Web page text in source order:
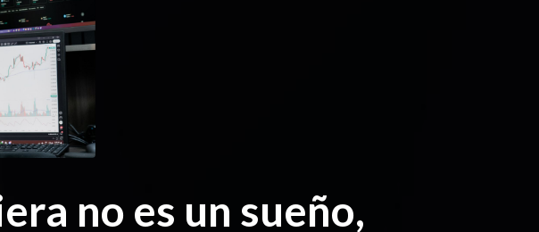
no es un sueño,